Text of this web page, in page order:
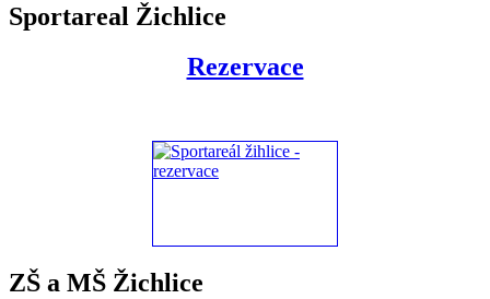
Sportareal Žichlice
Rezervace
ZŠ a MŠ Žichlice